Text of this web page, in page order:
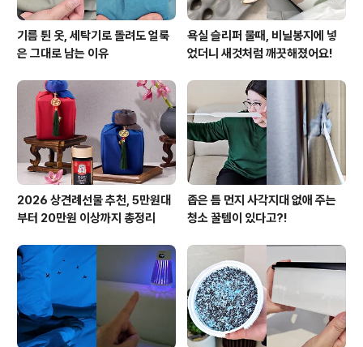
기름 튄 옷, 세탁기로 돌려도 얼룩
은 그대로 남는 이유
욕실 슬리퍼 물때, 비닐봉지에 넣
었더니 새것처럼 깨끗해졌어요!
2026 상견례선물 추천, 5만원대
부터 20만원 이상까지 총정리
좁은 틈 먼지 사각지대 없애 주는
청소 꿀템이 있다고?!